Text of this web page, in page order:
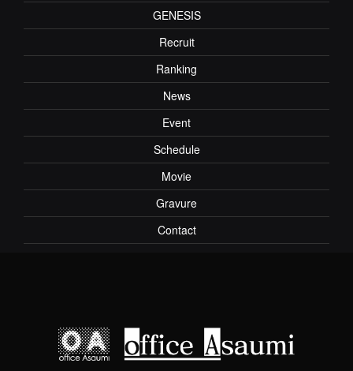
GENESIS
Recruit
Ranking
News
Event
Schedule
Movie
Gravure
Contact